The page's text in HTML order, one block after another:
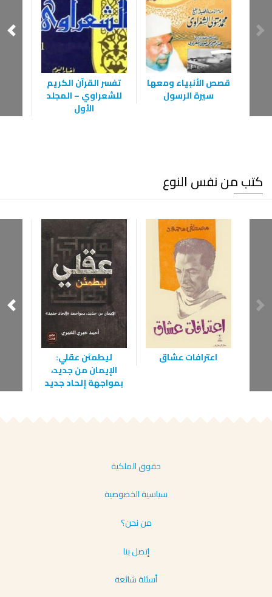
قصص الأنبياء ومعها
سيرة الرسول
تفسر القرآن الكريم
للشعراوي – المجلد
الأول
كتب من نفس النوع
اعترافات عشاق
ليطمئن عقلي:
الإيمان من جديد،
بمواجهة إلحاد جديد
حقوق الملكية
سياسية الخصوصية
من نحن؟
إتصل بنا
أسئلة شائعة